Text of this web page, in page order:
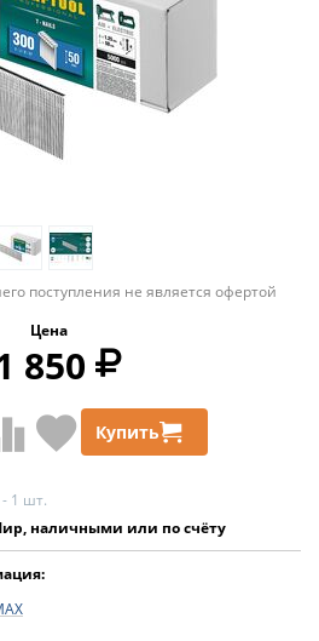
поступления не является офертой
Цена
850
Купить
1 шт.
наличными или по счёту